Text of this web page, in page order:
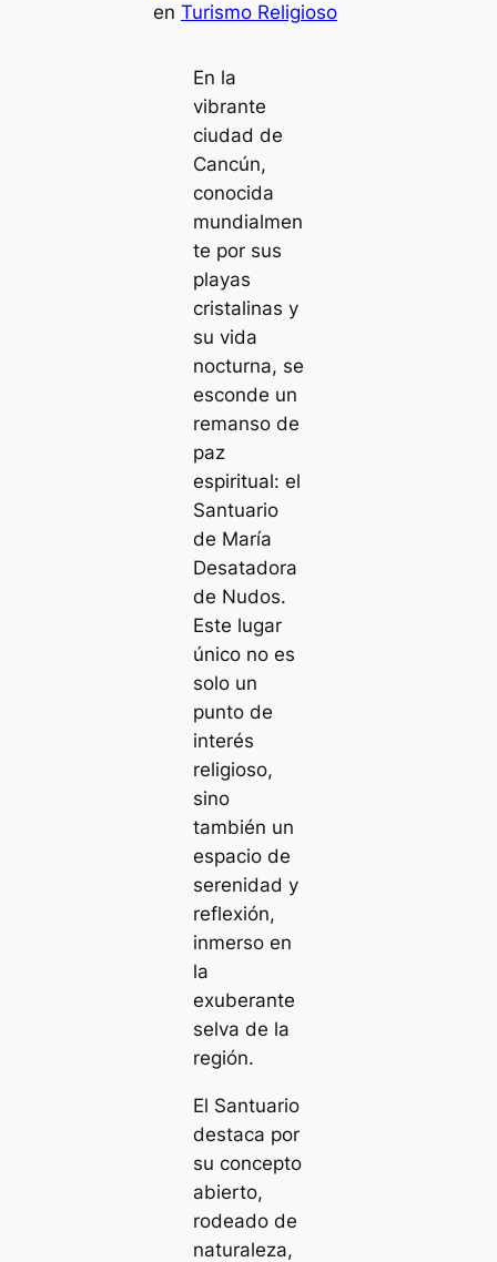
en Turismo Religioso
En la
vibrante
ciudad de
Cancún,
conocida
mundialmen
te por sus
playas
cristalinas y
su vida
nocturna, se
esconde un
remanso de
paz
espiritual: el
Santuario
de María
Desatadora
de Nudos.
Este lugar
único no es
solo un
punto de
interés
religioso,
sino
también un
espacio de
serenidad y
reflexión,
inmerso en
la
exuberante
selva de la
región.
El Santuario
destaca por
su concepto
abierto,
rodeado de
naturaleza,